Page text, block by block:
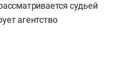
судьей
агентство